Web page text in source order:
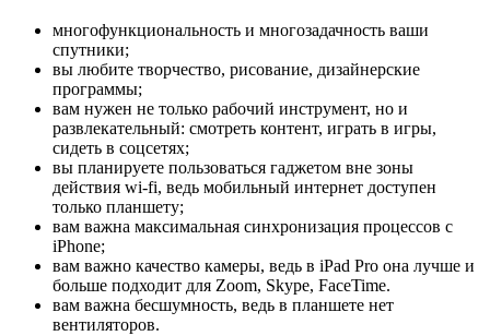
многофункциональность и многозадачность ваши
спутники;
вы любите творчество, рисование, дизайнерские
программы;
вам нужен не только рабочий инструмент, но и
развлекательный: смотреть контент, играть в игры,
сидеть в соцсетях;
вы планируете пользоваться гаджетом вне зоны
действия wi-fi, ведь мобильный интернет доступен
только планшету;
вам важна максимальная синхронизация процессов с
iPhone;
вам важно качество камеры, ведь в ‌iPad Pro‌ она лучше и
больше подходит для Zoom, Skype, FaceTime.
вам важна бесшумность, ведь в планшете нет
вентиляторов.